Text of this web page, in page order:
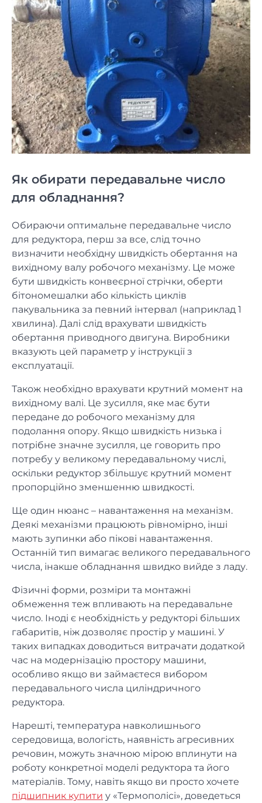
Як обирати передавальне число
для обладнання?
Обираючи оптимальне передавальне число
для редуктора, перш за все, слід точно
визначити необхідну швидкість обертання на
вихідному валу робочого механізму. Це може
бути швидкість конвеєрної стрічки, оберти
бітономешалки або кількість циклів
пакувальника за певний інтервал (наприклад 1
хвилина). Далі слід врахувати швидкість
обертання приводного двигуна. Виробники
вказують цей параметр у інструкції з
експлуатації.
Також необхідно врахувати крутний момент на
вихідному валі. Це зусилля, яке має бути
передане до робочого механізму для
подолання опору. Якщо швидкість низька і
потрібне значне зусилля, це говорить про
потребу у великому передавальному числі,
оскільки редуктор збільшує крутний момент
пропорційно зменшенню швидкості.
Ще один нюанс – навантаження на механізм.
Деякі механізми працюють рівномірно, інші
мають зупинки або пікові навантаження.
Останній тип вимагає великого передавального
числа, інакше обладнання швидко вийде з ладу.
Фізичні форми, розміри та монтажні
обмеження теж впливають на передавальне
число. Іноді є необхідність у редукторі більших
габаритів, ніж дозволяє простір у машині. У
таких випадках доводиться витрачати додаткой
час на модернізацію простору машини,
особливо якщо ви займаєтеся вибором
передавального числа циліндричного
редуктора.
Нарешті, температура навколишнього
середовища, вологість, наявність агресивних
речовин, можуть значною мірою вплинути на
роботу конкретної моделі редуктора та його
матеріалів. Тому, навіть якщо ви просто хочете
підшипник купити у «Термополісі», доведеться